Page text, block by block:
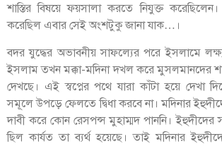
শাস্তির বিষয়ে ফয়সালা করতে নিযুক্ত
করেছিল এবার সেই অংশটুকু জানা যাক…।
বদর যুদ্ধের অভাবনীয় সাফল্যের পরে ইসলামে
ইসলাম তখন মক্কা-মদিনা দখল করে মুসলমানদের
দেখছে। এই স্বপ্নের পথে যারা কাঁটা হয়ে দেখা
সমূলে উপড়ে ফেলতে দ্বিধা করবে না। মদিনার
দাবী করে কোন রেসপন্স মুহাম্মদ পাননি। ইহুদীদের
ছিল কার্যত তা ব্যর্থ হয়েছে। তাই মদিনার